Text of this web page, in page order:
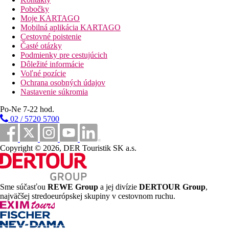
Wi-Fi v vo vybraných častiach hotela (zadarmo)
internetový kútik (za poplatok)
4 bazény (ležadlá, slnečníky a plážové osušky zadarmo)
vnútorný bazén
detské ihrisko
miniklub (pre deti 4-12 rokov)
junior klub (pre deti 13-16 rokov)
detský bazén so šmykľavkami
mini lunapark (pre deti 3 - 14 rokov)
diskotéka
kaderníctvo
kino
konferenčná miestnosť
Popis pláže
kamienkovo - piesočnatá
dve móla (jedno z nich len pre klientov starších ako 16
rokov)
ležadlá, slnečníky a osušky zadarmo
bar na pláži
Pobočky
Moje KARTAGO
Mobilná aplikácia KARTAGO
Cestovné poistenie
Časté otázky
Podmienky pre cestujúcich
Dôležité informácie
Voľné pozície
Ochrana osobných údajov
Nastavenie súkromia
Po-Ne 7-22 hod.
02 / 5720 5700
Copyright © 2026, DER Touristik SK a.s.
Sme súčasťou REWE Group a jej divízie DERTOUR Group,
najväčšej stredoeurópskej skupiny v cestovnom ruchu.